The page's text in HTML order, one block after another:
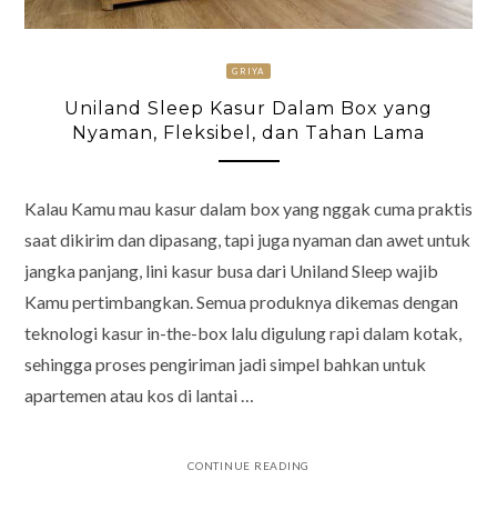
GRIYA
Uniland Sleep Kasur Dalam Box yang
Nyaman, Fleksibel, dan Tahan Lama
Kalau Kamu mau kasur dalam box yang nggak cuma praktis
saat dikirim dan dipasang, tapi juga nyaman dan awet untuk
jangka panjang, lini kasur busa dari Uniland Sleep wajib
Kamu pertimbangkan. Semua produknya dikemas dengan
teknologi kasur in-the-box lalu digulung rapi dalam kotak,
sehingga proses pengiriman jadi simpel bahkan untuk
apartemen atau kos di lantai …
CONTINUE READING